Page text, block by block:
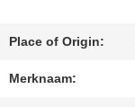
Place of Origin:
Merknaam: